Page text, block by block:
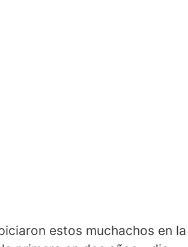
estos muchachos en la